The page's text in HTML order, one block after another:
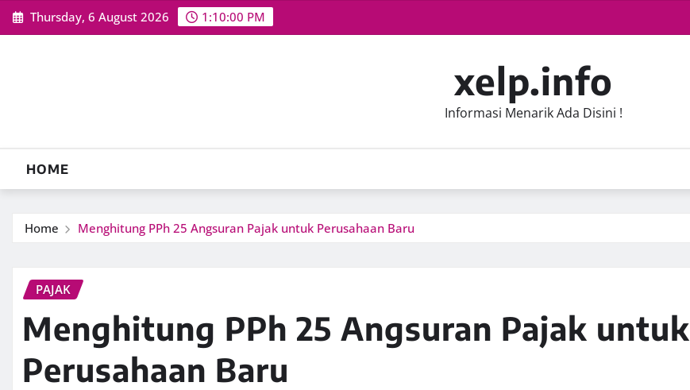
Skip
to
Thursday, 6 August 2026 1:10:01 PM
xelp.info
Informasi Menarik Ada Disini !
HOME
Home Menghitung PPh 25 Angsuran Pajak untuk Perusahaan Baru
PAJAK
Menghitung PPh 25 Angsuran Pajak untuk
Perusahaan Baru